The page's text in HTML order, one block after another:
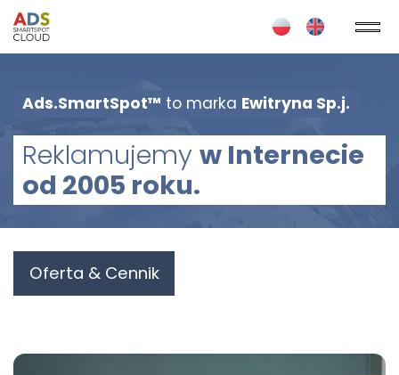
Ads.SmartSpot™ to marka Ewitryna Sp.j.
Reklamujemy w Internecie
od 2005 roku.
Oferta & Cennik